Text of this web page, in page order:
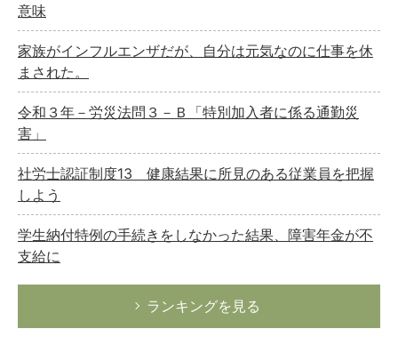
意味
家族がインフルエンザだが、自分は元気なのに仕事を休
まされた。
令和３年－労災法問３－Ｂ「特別加入者に係る通勤災
害」
社労士認証制度13 健康結果に所見のある従業員を把握
しよう
学生納付特例の手続きをしなかった結果、障害年金が不
支給に
ランキングを見る